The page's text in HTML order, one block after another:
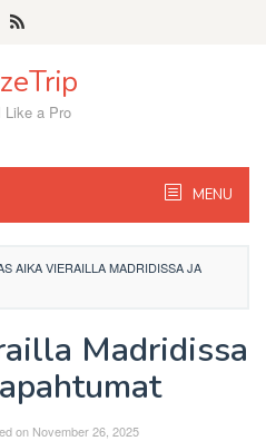
Like a Pro
MENU
AIKA VIERAILLA MADRIDISSA JA
Madridissa
on November 26, 2025